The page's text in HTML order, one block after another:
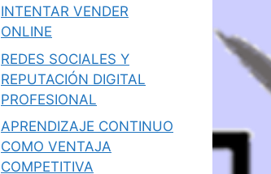
INTENTAR VENDER
ONLINE
REDES SOCIALES Y
REPUTACIÓN DIGITAL
PROFESIONAL
APRENDIZAJE CONTINUO
COMO VENTAJA
COMPETITIVA